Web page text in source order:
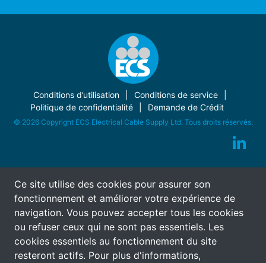
Ce site utilise des cookies pour assurer son
fonctionnement et améliorer votre expérience de
navigation. Vous pouvez accepter tous les cookies
ou refuser ceux qui ne sont pas essentiels. Les
cookies essentiels au fonctionnement du site
resteront actifs. Pour plus d'informations,
Conditions d’utilisation
Conditions de service
Politique de confidentialité
Demande de Crédit
© 2026 Copyright ECS Electrical Cable Supply Ltd. Tous droits réservés.